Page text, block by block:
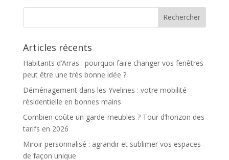
Articles récents
Habitants d’Arras : pourquoi faire changer vos fenêtres
peut être une très bonne idée ?
Déménagement dans les Yvelines : votre mobilité
résidentielle en bonnes mains
Combien coûte un garde-meubles ? Tour d’horizon des
tarifs en 2026
Miroir personnalisé : agrandir et sublimer vos espaces
de façon unique